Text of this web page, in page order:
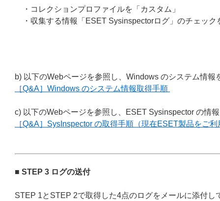
・コレクションプロファイルを「カスタム」
・収集する情報「ESET Sysinspectorログ」のチェック
b) 以下のWebページを参照し、Windows のシステム情報
［Q&A］Windows のシステム情報取得手順
c) 以下のWebページを参照し、ESET Sysinspector の情
［Q&A］SysInspector の取得手順（現在ESET製品をご
■ STEP 3 ログの送付
STEP 1とSTEP 2で取得した4点のログをメールに添付